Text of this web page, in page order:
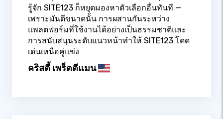
รู้จัก SITE123 ก็หยุดมองหาตัวเลือกอื่นทันที —
เพราะมันดีขนาดนั้น การผสานกันระหว่าง
แพลตฟอร์มที่ใช้งานได้อย่างเป็นธรรมชาติและ
การสนับสนุนระดับแนวหน้าทำให้ SITE123 โดด
เด่นเหนือคู่แข่ง
คริสตี้ เพร็ตตีแมน